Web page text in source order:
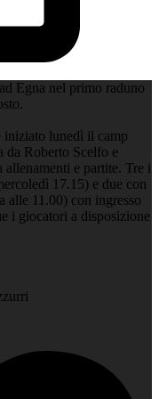
Egna nel primo raduno
iniziato lunedì il camp
da Roberto Scelfo e
allenamenti e partite. Tre i
17.15) e due con
alle 11.00) con ingresso
i giocatori a disposizione